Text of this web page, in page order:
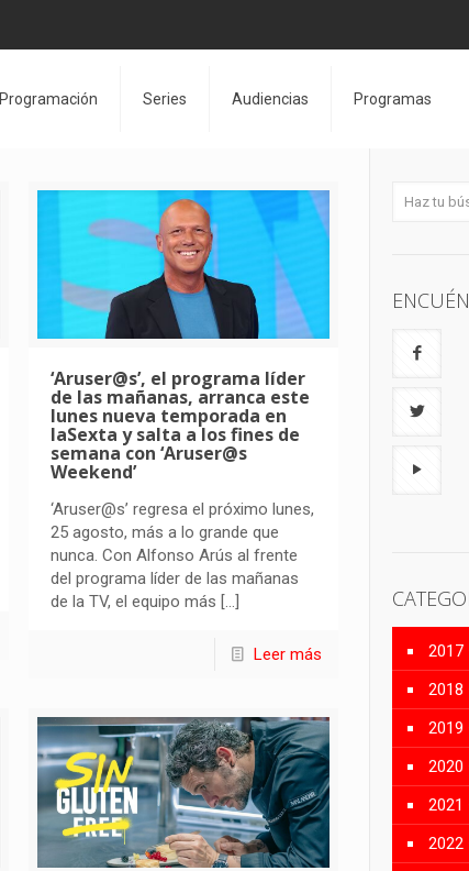
Programación Series Audiencias Programas
‘Aruser@s’, el programa líder
de las mañanas, arranca este
lunes nueva temporada en
laSexta y salta a los fines de
semana con ‘Aruser@s
Weekend’
‘Aruser@s’ regresa el próximo lunes,
25 agosto, más a lo grande que
nunca. Con Alfonso Arús al frente
del programa líder de las mañanas
de la TV, el equipo más […]
Leer más
2017
2018
2019
2020
2021
2022